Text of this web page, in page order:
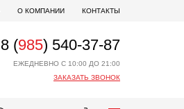
О КОМПАНИИ КОНТАКТЫ
8 (985) 540-37-87
ЕЖЕДНЕВНО С 10:00 ДО 21:00
ЗАКАЗАТЬ ЗВОНОК